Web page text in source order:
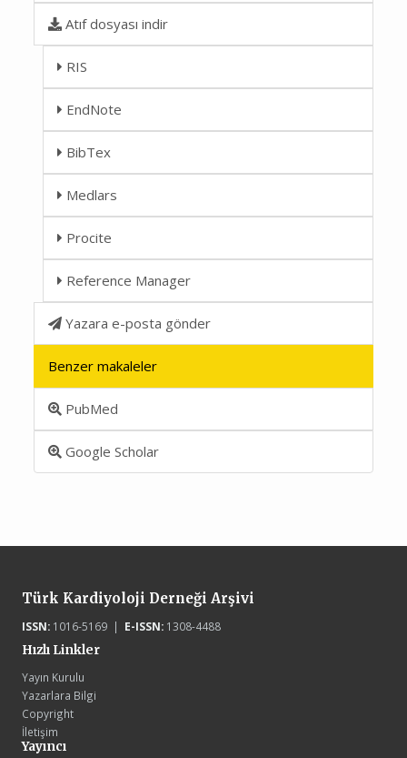
Atıf dosyası indir
RIS
EndNote
BibTex
Medlars
Procite
Reference Manager
Yazara e-posta gönder
Benzer makaleler
PubMed
Google Scholar
Türk Kardiyoloji Derneği Arşivi
ISSN:1016-5169 | E-ISSN:1308-4488
Hızlı Linkler
Yayın Kurulu
Yazarlara Bilgi
Copyright
İletişim
Yayıncı